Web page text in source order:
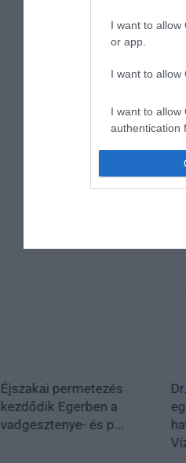
I want to allow
or app.
I want to allow
I want to allow
authentication
Éjszakai permetezés
kezdődik Egerben a
vadgesztenye- és p...